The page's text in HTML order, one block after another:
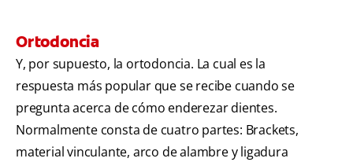
Ortodoncia
Y, por supuesto, la ortodoncia. La cual es la
respuesta más popular que se recibe cuando se
pregunta acerca de cómo enderezar dientes.
Normalmente consta de cuatro partes: Brackets,
material vinculante, arco de alambre y ligadura